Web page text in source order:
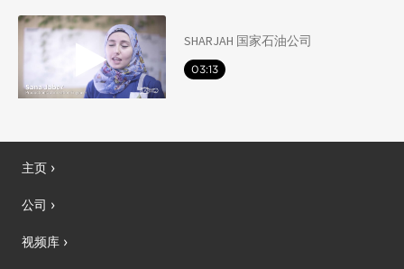
SHARJAH 国家石油公司
03:13
主页
公司
视频库